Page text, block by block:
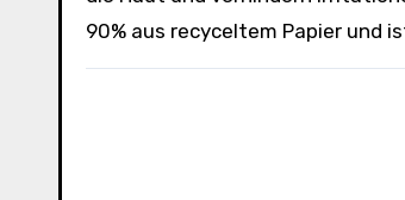
90% aus recyceltem Papier und